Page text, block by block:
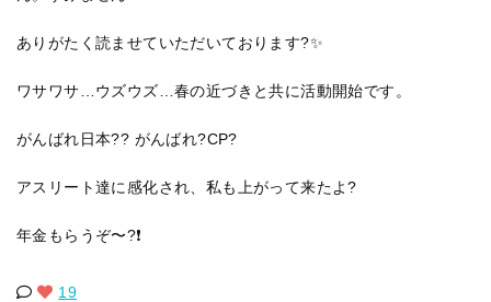
ありがたく読ませていただいております?✨
ワサワサ…ウズウズ…春の近づきと共に活動開始です。
がんばれ日本?? がんばれ?CP?
アスリート達に感化され、私も上がって来たよ?
年金もらうぞ〜?❗
19